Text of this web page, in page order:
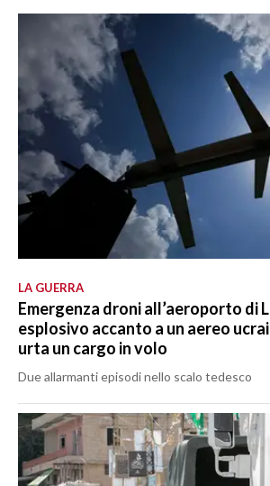
LA GUERRA
Emergenza droni all’aeroporto di
esplosivo accanto a un aereo
urta un cargo in volo
Due allarmanti episodi nello scalo tedesco